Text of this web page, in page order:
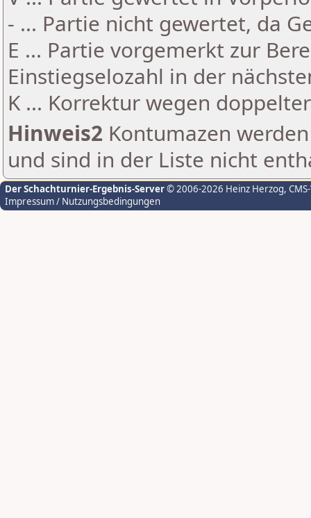
- ... Partie nicht gewertet, da
E ... Partie vorgemerkt zur
Einstiegselozahl in der
K ... Korrektur wegen
Hinweis2 Kontumazen
und sind in der Liste nicht
Der Schachturnier-Ergebnis-Server© 2006-2026 Heinz Herzog,
Impressum / Nutzungsbedingungen